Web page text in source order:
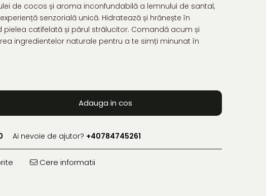
de cocos și aroma inconfundabilă a lemnului de santal,
senzorială unică. Hidratează și hrănește în
pielea catifelată și părul strălucitor. Comandă acum și
ingredientelor naturale pentru a te simți minunat în
Adauga in cos
Ai nevoie de ajutor? +40784745261
Cere informatii